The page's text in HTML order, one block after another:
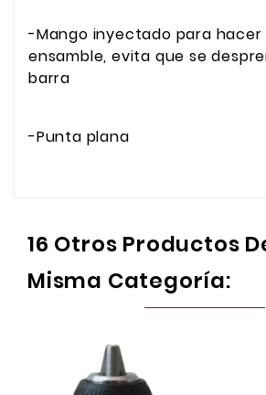
-Mango inyectado para hacer
ensamble, evita que se
barra
-Punta plana
16 Otros Productos
Misma Categoría: